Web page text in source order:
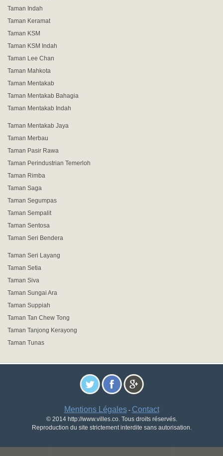
Taman Indah
Taman Keramat
Taman KSM
Taman KSM Indah
Taman Lee Chan
Taman Mahkota
Taman Mentakab
Taman Mentakab Bahagia
Taman Mentakab Indah
Taman Mentakab Jaya
Taman Merbau
Taman Pasir Rawa
Taman Perindustrian Temerloh
Taman Rimba
Taman Saga
Taman Segumpas
Taman Sempalit
Taman Sentosa
Taman Seri Bendera
Taman Seri Layang
Taman Setia
Taman Siva
Taman Sungai Ara
Taman Suppiah
Taman Tan Chew Tong
Taman Tanjong Kerayong
Taman Tunas
Mentions Légales- Contact
© 2014 http://www.villes.co. Tous droits réservés.
Reproduction du site strictement interdite sans autorisation.